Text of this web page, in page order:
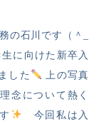
の石川です（＾_
に向けた新卒入
した
上の写真
念について熱く
今回私は入